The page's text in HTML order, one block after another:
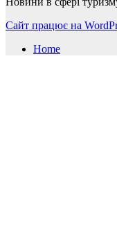
Сайт працює на
Home